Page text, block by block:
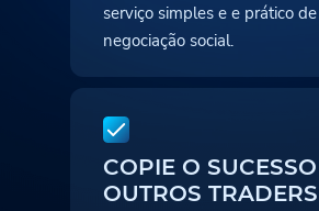
serviço simples e e prático de
negociação social.
COPIE O
OUTROS TRADERS